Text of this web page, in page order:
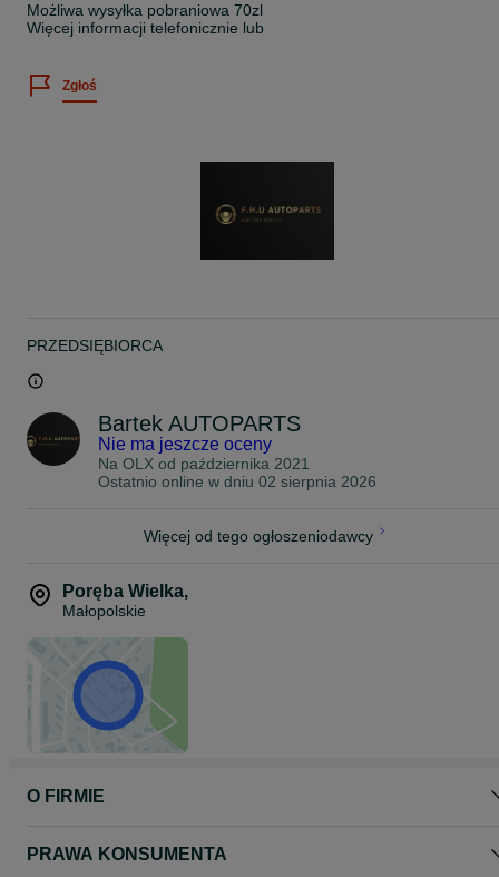
Możliwa wysyłka pobraniowa 70zl
Więcej informacji telefonicznie lub
Zgłoś
PRZEDSIĘBIORCA
Bartek AUTOPARTS
Nie ma jeszcze oceny
Na OLX od października 2021
Ostatnio online w dniu 02 sierpnia 2026
Więcej od tego ogłoszeniodawcy
Poręba Wielka,
Małopolskie
O FIRMIE
PRAWA KONSUMENTA